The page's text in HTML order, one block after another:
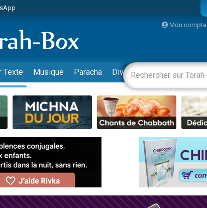
de vacances aux Orphelins
80 ans, dans un appartement insalubre
la jambe de Yohan
: pauvres d'Israel
Mon compte
Texte Musique Paracha Divertissements Livres